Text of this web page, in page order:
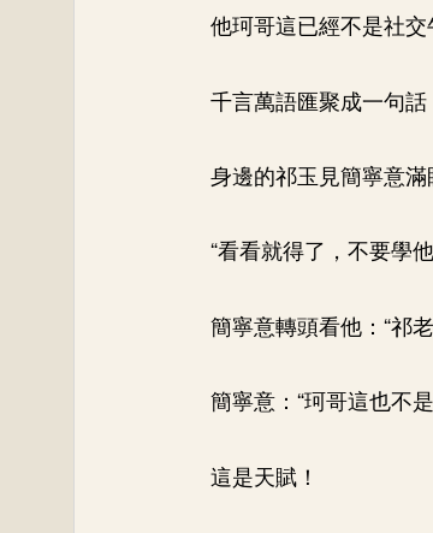
他珂哥這已經不是社交
千言萬語匯聚成一句話
身邊的祁玉見簡寧意
“看看就得了，不要學
簡寧意轉頭看他：“祁
簡寧意：“珂哥這也不
這是天賦！